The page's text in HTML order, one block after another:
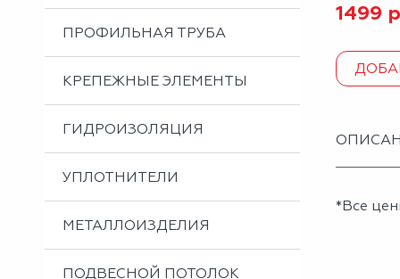
ПРОФИЛЬНАЯ ТРУБА
КРЕПЕЖНЫЕ ЭЛЕМЕНТЫ
ГИДРОИЗОЛЯЦИЯ
УПЛОТНИТЕЛИ
МЕТАЛЛОИЗДЕЛИЯ
ПОДВЕСНОЙ ПОТОЛОК
1499
*Все